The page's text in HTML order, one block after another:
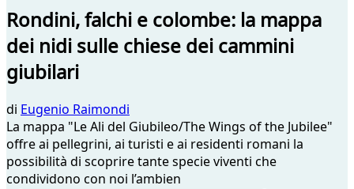
Rondini, falchi e colombe: la mappa
dei nidi sulle chiese dei cammini
giubilari
di Eugenio Raimondi
La mappa "Le Ali del Giubileo/The Wings of the Jubilee"
offre ai pellegrini, ai turisti e ai residenti romani la
possibilità di scoprire tante specie viventi che
condividono con noi l’ambien